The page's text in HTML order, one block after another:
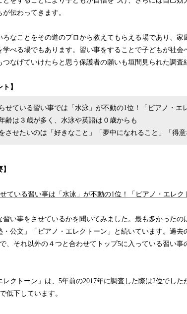
伝わってきます。
ろなことをその道のプロから教えてもらえる場であり、
学べる場でもあります。習い事をすることで子どもが社
なげていけたらと思う保護者の願いも垣間見られた調査
】
せている習い事では「水泳」が不動の1位！「ピアノ・エ
齢は３歳が多く、水泳や英語は０歳からも
させたいのは「好きなこと」「夢中になれること」「得
ている習い事は「水泳」が不動の1位！「ピアノ・エレク
習い事をさせているかを聞いてみました。最も多かったの
公文」「ピアノ・エレクトーン」と続いています。過去
で、それ以外の４つと合わせてトップ5に入っている習い
レクトーン」は、5年前の2017年に調査した際は2位でした
低下しています。